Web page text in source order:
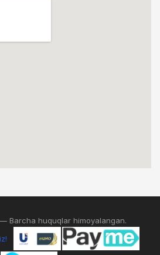
Barcha huquqlar himoyalangan.